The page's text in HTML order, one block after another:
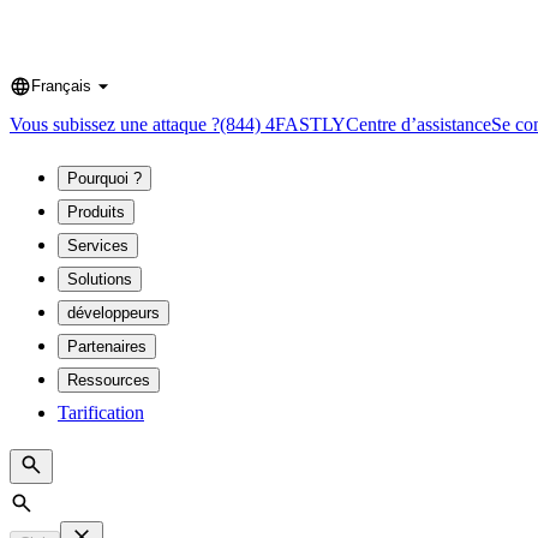
Language
Français
Vous subissez une attaque ?(844) 4FASTLYCentre d’assistanceSe
Pourquoi ?
Produits
Services
Solutions
développeurs
Partenaires
Ressources
Tarification
Search